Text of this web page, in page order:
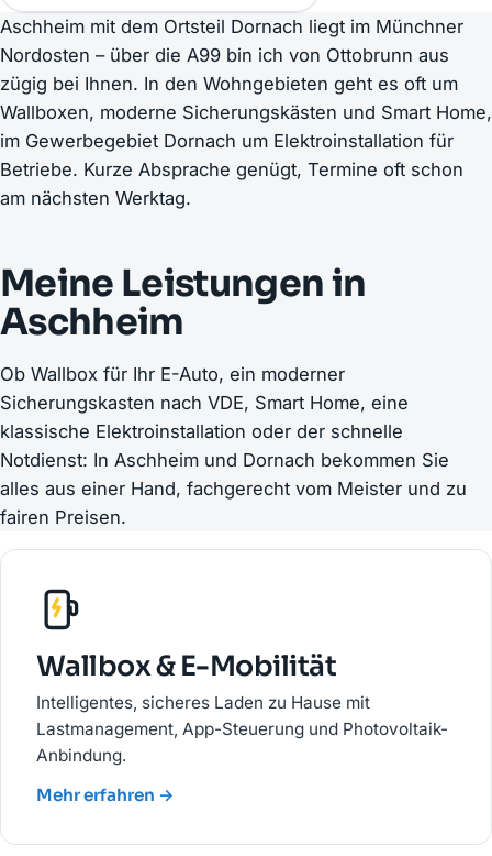
Aschheim mit dem Ortsteil Dornach liegt im Münchner
Nordosten – über die A99 bin ich von Ottobrunn aus
zügig bei Ihnen. In den Wohngebieten geht es oft um
Wallboxen, moderne Sicherungskästen und Smart Home,
im Gewerbegebiet Dornach um Elektroinstallation für
Betriebe. Kurze Absprache genügt, Termine oft schon
am nächsten Werktag.
Meine Leistungen in
Aschheim
Ob Wallbox für Ihr E-Auto, ein moderner
Sicherungskasten nach VDE, Smart Home, eine
klassische Elektroinstallation oder der schnelle
Notdienst: In Aschheim und Dornach bekommen Sie
alles aus einer Hand, fachgerecht vom Meister und zu
fairen Preisen.
Wallbox & E-Mobilität
Intelligentes, sicheres Laden zu Hause mit
Lastmanagement, App-Steuerung und Photovoltaik-
Anbindung.
Mehr erfahren →